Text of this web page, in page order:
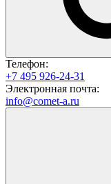
Телефон:
+7 495 926-24-31
Электронная почта:
info@comet-a.ru